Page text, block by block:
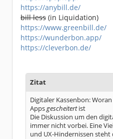
https://anybill.de/
bill less (in Liquidation)
https://www.greenbill.de/
https://wunderbon.app/
https://cleverbon.de/
Zitat
Digitaler Kassenbon:
Appsgescheitertist
Die Diskussion um den
immer nicht vorbei. Eine
und UX-Hindernissen steht